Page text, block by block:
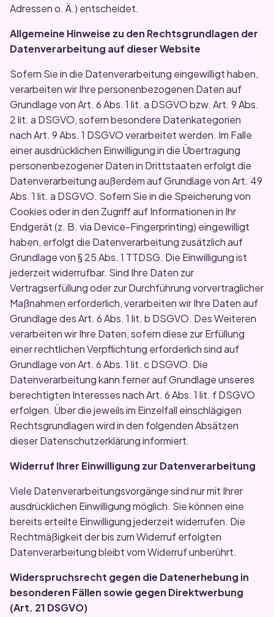
Adressen o. Ä.) entscheidet.
Allgemeine Hinweise zu den Rechtsgrundlagen der
Datenverarbeitung auf dieser Website
Sofern Sie in die Datenverarbeitung eingewilligt haben,
verarbeiten wir Ihre personenbezogenen Daten auf
Grundlage von Art. 6 Abs. 1 lit. a DSGVO bzw. Art. 9 Abs.
2 lit. a DSGVO, sofern besondere Datenkategorien
nach Art. 9 Abs. 1 DSGVO verarbeitet werden. Im Falle
einer ausdrücklichen Einwilligung in die Übertragung
personenbezogener Daten in Drittstaaten erfolgt die
Datenverarbeitung außerdem auf Grundlage von Art. 49
Abs. 1 lit. a DSGVO. Sofern Sie in die Speicherung von
Cookies oder in den Zugriff auf Informationen in Ihr
Endgerät (z. B. via Device-Fingerprinting) eingewilligt
haben, erfolgt die Datenverarbeitung zusätzlich auf
Grundlage von § 25 Abs. 1 TTDSG. Die Einwilligung ist
jederzeit widerrufbar. Sind Ihre Daten zur
Vertragserfüllung oder zur Durchführung vorvertraglicher
Maßnahmen erforderlich, verarbeiten wir Ihre Daten auf
Grundlage des Art. 6 Abs. 1 lit. b DSGVO. Des Weiteren
verarbeiten wir Ihre Daten, sofern diese zur Erfüllung
einer rechtlichen Verpflichtung erforderlich sind auf
Grundlage von Art. 6 Abs. 1 lit. c DSGVO. Die
Datenverarbeitung kann ferner auf Grundlage unseres
berechtigten Interesses nach Art. 6 Abs. 1 lit. f DSGVO
erfolgen. Über die jeweils im Einzelfall einschlägigen
Rechtsgrundlagen wird in den folgenden Absätzen
dieser Datenschutzerklärung informiert.
Widerruf Ihrer Einwilligung zur Datenverarbeitung
Viele Datenverarbeitungsvorgänge sind nur mit Ihrer
ausdrücklichen Einwilligung möglich. Sie können eine
bereits erteilte Einwilligung jederzeit widerrufen. Die
Rechtmäßigkeit der bis zum Widerruf erfolgten
Datenverarbeitung bleibt vom Widerruf unberührt.
Widerspruchsrecht gegen die Datenerhebung in
besonderen Fällen sowie gegen Direktwerbung
(Art. 21 DSGVO)